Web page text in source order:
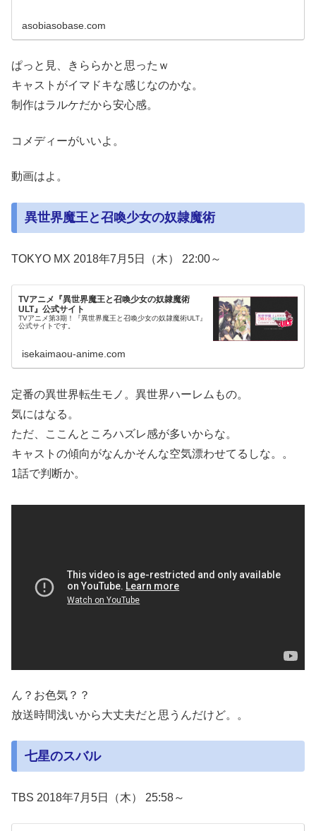
asobiasobase.com
ぱっと見、きららかと思ったｗ
キャストがイマドキな感じなのかな。
制作はラルケだから安心感。
コメディーがいいよ。
動画はよ。
異世界魔王と召喚少女の奴隷魔術
TOKYO MX 2018年7月5日（木） 22:00～
TVアニメ『異世界魔王と召喚少女の奴隷魔術
ULT』公式サイト
TVアニメ第3期！『異世界魔王と召喚少女の奴隷魔術ULT』
公式サイトです。
isekaimaou-anime.com
定番の異世界転生モノ。異世界ハーレムもの。
気にはなる。
ただ、ここんところハズレ感が多いからな。
キャストの傾向がなんかそんな空気漂わせてるしな。。
1話で判断か。
ん？お色気？？
放送時間浅いから大丈夫だと思うんだけど。。
七星のスバル
TBS 2018年7月5日（木） 25:58～